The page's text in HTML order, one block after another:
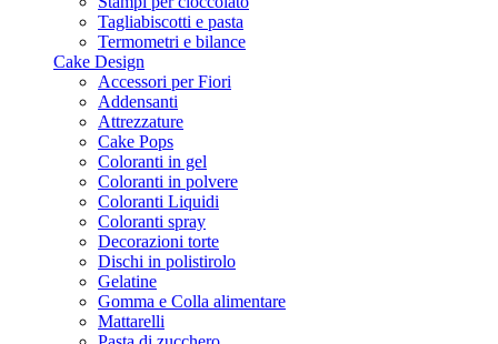
Tagliabiscotti e pasta
Termometri e bilance
Cake Design
Accessori per Fiori
Addensanti
Attrezzature
Cake Pops
Coloranti in gel
Coloranti in polvere
Coloranti Liquidi
Coloranti spray
Decorazioni torte
Dischi in polistirolo
Gelatine
Gomma e Colla alimentare
Mattarelli